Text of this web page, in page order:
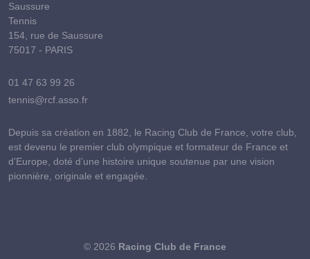
Saussure
Tennis
154, rue de Saussure
75017 - PARIS
01 47 63 99 26
tennis@rcf.asso.fr
Depuis sa création en 1882, le Racing Club de France, votre club,
est devenu le premier club olympique et formateur de France et
d’Europe, doté d’une histoire unique soutenue par une vision
pionnière, originale et engagée.
© 2026 Racing Club de France